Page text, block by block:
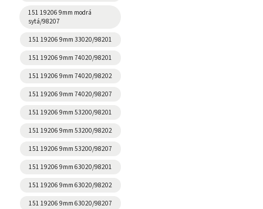
151 19206 9mm modrá
sytá/98207
151 19206 9mm 33020/98201
151 19206 9mm 74020/98201
151 19206 9mm 74020/98202
151 19206 9mm 74020/98207
151 19206 9mm 53200/98201
151 19206 9mm 53200/98202
151 19206 9mm 53200/98207
151 19206 9mm 63020/98201
151 19206 9mm 63020/98202
151 19206 9mm 63020/98207